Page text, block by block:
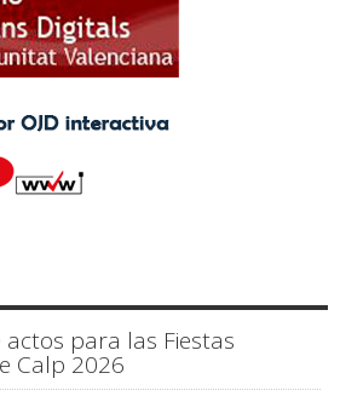
para las Fiestas
Calp 2026